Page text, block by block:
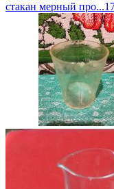
стакан мерный про...